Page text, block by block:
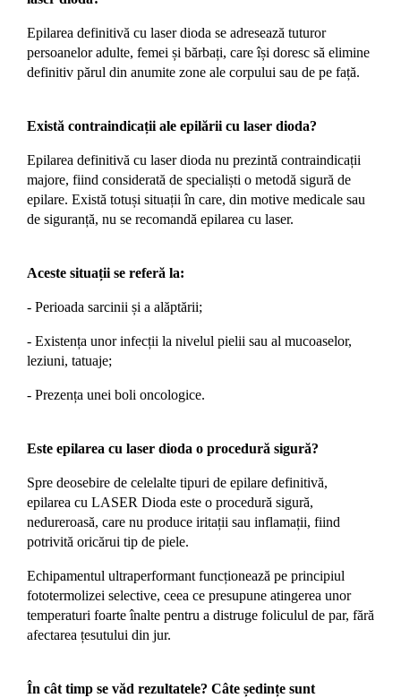
Epilarea definitivă cu laser dioda se adresează tuturor
persoanelor adulte, femei și bărbați, care își doresc să elimine
definitiv părul din anumite zone ale corpului sau de pe față.
Există contraindicații ale epilării cu laser dioda?
Epilarea definitivă cu laser dioda nu prezintă contraindicații
majore, fiind considerată de specialiști o metodă sigură de
epilare. Există totuși situații în care, din motive medicale sau
de siguranță, nu se recomandă epilarea cu laser.
Aceste situații se referă la:
- Perioada sarcinii și a alăptării;
- Existența unor infecții la nivelul pielii sau al mucoaselor,
leziuni, tatuaje;
- Prezența unei boli oncologice.
Este epilarea cu laser dioda o procedură sigură?
Spre deosebire de celelalte tipuri de epilare definitivă,
epilarea cu LASER Dioda este o procedură sigură,
nedureroasă, care nu produce iritații sau inflamații, fiind
potrivită oricărui tip de piele.
Echipamentul ultraperformant funcționează pe principiul
fototermolizei selective, ceea ce presupune atingerea unor
temperaturi foarte înalte pentru a distruge foliculul de par, fără
afectarea țesutului din jur.
În cât timp se văd rezultatele? Câte ședințe sunt